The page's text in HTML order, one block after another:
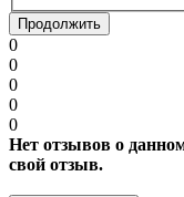
Продолжить
0
0
0
0
0
Нет отзывов о
свой отзыв.